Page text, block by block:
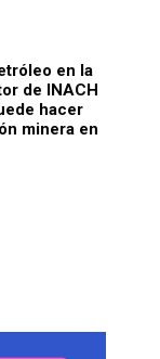
en la
de INACH
hacer
minera en